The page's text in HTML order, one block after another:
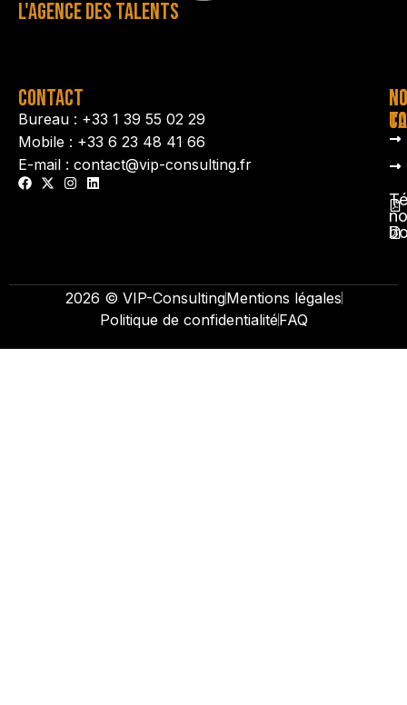
L'AGENCE DES TALENTS
CONTACT
Bureau : +33 1 39 55 02 29
Mobile : +33 6 23 48 41 66
E-mail : contact@vip-consulting.fr
2026 © VIP-ConsultingMentions légales
Politique de confidentialitéFAQ